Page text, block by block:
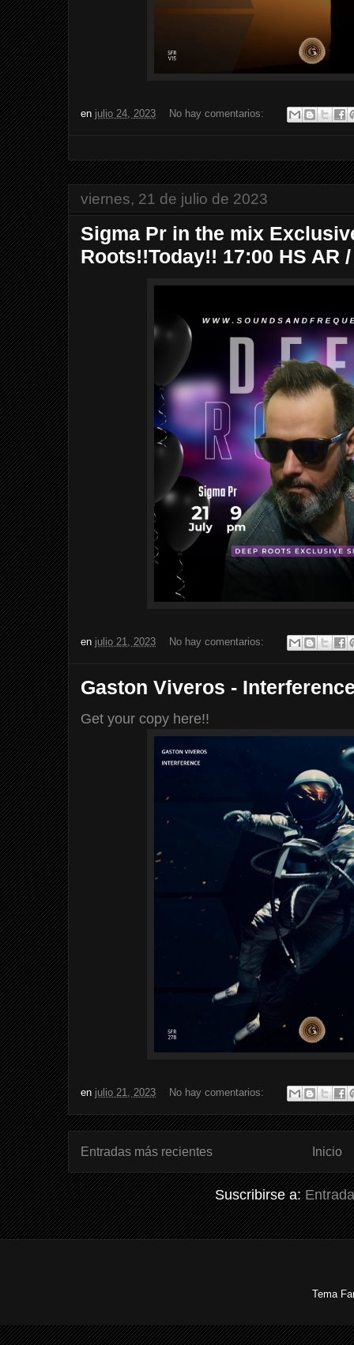
en julio 24, 2023 No hay comentarios:
viernes, 21 de julio de 2023
Sigma Pr in the mix
Roots!!Today!! 17:00 HS AR
en julio 21, 2023 No hay comentarios:
Gaston Viveros -
Get your copy here!!
en julio 21, 2023 No hay comentarios:
Entradas más recientes Inicio
Suscribirse a:
Tema